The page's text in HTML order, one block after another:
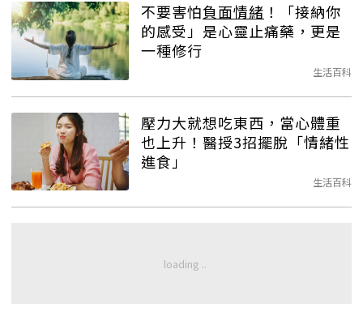
不要害怕負面情緒 ！「接納你
的感受」是心靈止痛藥，更是
一種修行
生活百科
壓力大就想吃東西，當心體重
也上升！醫授3招擺脫「情緒性
進食」
生活百科